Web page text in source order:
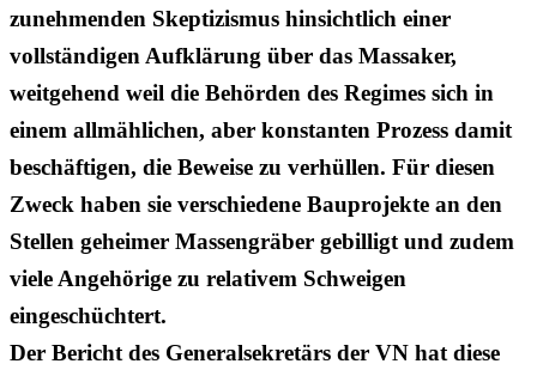
zunehmenden Skeptizismus hinsichtlich einer
vollständigen Aufklärung über das Massaker,
weitgehend weil die Behörden des Regimes sich in
einem allmählichen, aber konstanten Prozess damit
beschäftigen, die Beweise zu verhüllen. Für diesen
Zweck haben sie verschiedene Bauprojekte an den
Stellen geheimer Massengräber gebilligt und zudem
viele Angehörige zu relativem Schweigen
eingeschüchtert.
Der Bericht des Generalsekretärs der VN hat diese